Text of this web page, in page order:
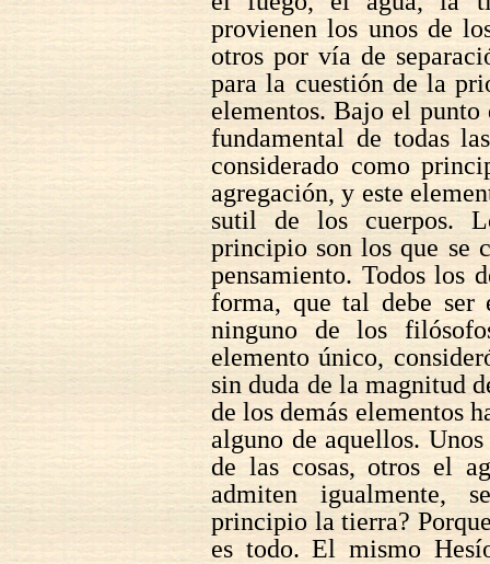
provienen los unos de
otros por vía de
para la cuestión de la
elementos. Bajo el
fundamental de todas
considerado como
agregación, y este
sutil de los cuerpos.
principio son los que se
pensamiento. Todos los
forma, que tal debe ser
ninguno de los
elemento único,
sin duda de la magnitud
de los demás elementos
alguno de aquellos.
de las cosas, otros el
admiten igualmente,
principio la tierra?
es todo. El mismo